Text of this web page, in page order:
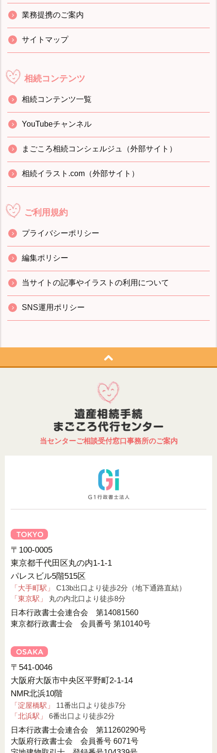
業務提携のご案内
サイトマップ
相続コンテンツ
相続コンテンツ一覧
YouTubeチャンネル
まごころ相続コンシェルジュ（外部サイト）
相続イラスト.com（外部サイト）
ご利用規約
プライバシーポリシー
編集ポリシー
当サイトの記事やイラストの利用について
SNS運用ポリシー
当センターご相談受付窓口事務所のご案内
〒100-0005
東京都千代田区丸の内1-1-1
パレスビル5階515区
「大手町駅」
C13b出口より徒歩2分（地下通路直結）
「東京駅」
丸の内北口より徒歩8分
日本行政書士会連合会 第14081560
東京都行政書士会 会員番号 第10140号
〒541-0046
大阪府大阪市中央区平野町2-1-14
NMR北浜10階
「淀屋橋駅」
11番出口より徒歩7分
「北浜駅」
6番出口より徒歩2分
日本行政書士会連合会 第11260290号
大阪府行政書士会 会員番号 6071号